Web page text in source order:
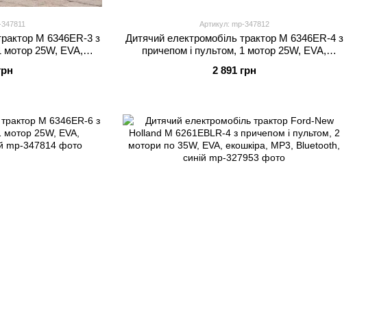
M 6346ER-3 з
мотор 25W, EVA,
Артикул: mp-347812
Дитячий електромобіль трактор M 6346ER-4 з
причепом і пультом, 1 мотор 25W, EVA,
2 891 грн